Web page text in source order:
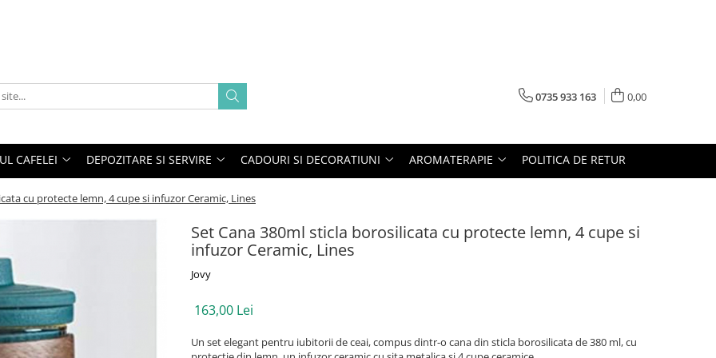
0735 933 163 0,00
CAFELEI DEPOZITARE SI SERVIRE CADOURI SI DECORATIUNI AROMATERAPIE POLITICA DE RETUR
cu protecte lemn, 4 cupe si infuzor Ceramic, Lines
Set Cana 380ml sticla borosilicata cu protecte lemn, 4 cupe si
infuzor Ceramic, Lines
Jovy
163,00 Lei
Un set elegant pentru iubitorii de ceai, compus dintr-o cana din sticla borosilicata de 380 ml, cu